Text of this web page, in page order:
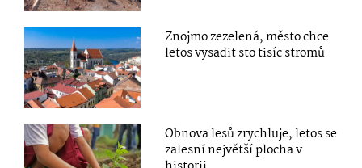
Znojmo zezelená, město chce
letos vysadit sto tisíc stromů
Obnova lesů zrychluje, letos se
zalesní největší plocha v